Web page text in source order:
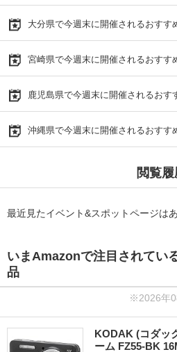
大分県で今週末に開催されるおすす
宮崎県で今週末に開催されるおすす
鹿児島県で今週末に開催されるおす
沖縄県で今週末に開催されるおすす
閲覧履
最近見たイベント&スポットページはあ
いまAmazonで注目されてい
品
※2026年
KODAK (コダッ
ーム FZ55-BK